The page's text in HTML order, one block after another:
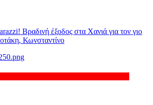
Βραδινή έξοδος στα Χανιά για τον γιο
Κωνσταντίνο